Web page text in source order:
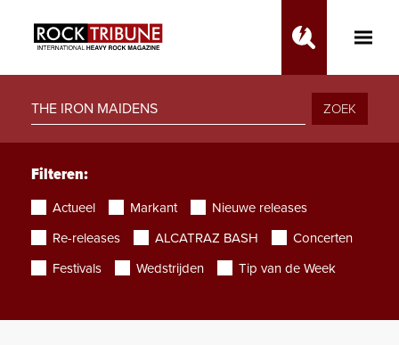
Toggle
ZOEK
Filteren:
Actueel Markant
Nieuwe releases
Re-releases
ALCATRAZ BASH
Concerten
Festivals
Wedstrijden Tip van de Week